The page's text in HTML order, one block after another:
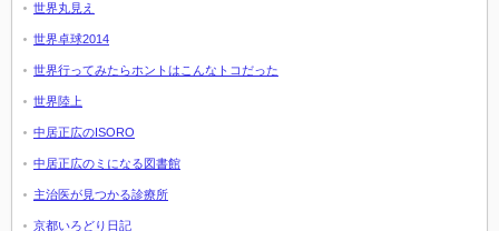
世界丸見え
世界卓球2014
世界行ってみたらホントはこんなトコだった
世界陸上
中居正広のISORO
中居正広のミになる図書館
主治医が見つかる診療所
京都いろどり日記